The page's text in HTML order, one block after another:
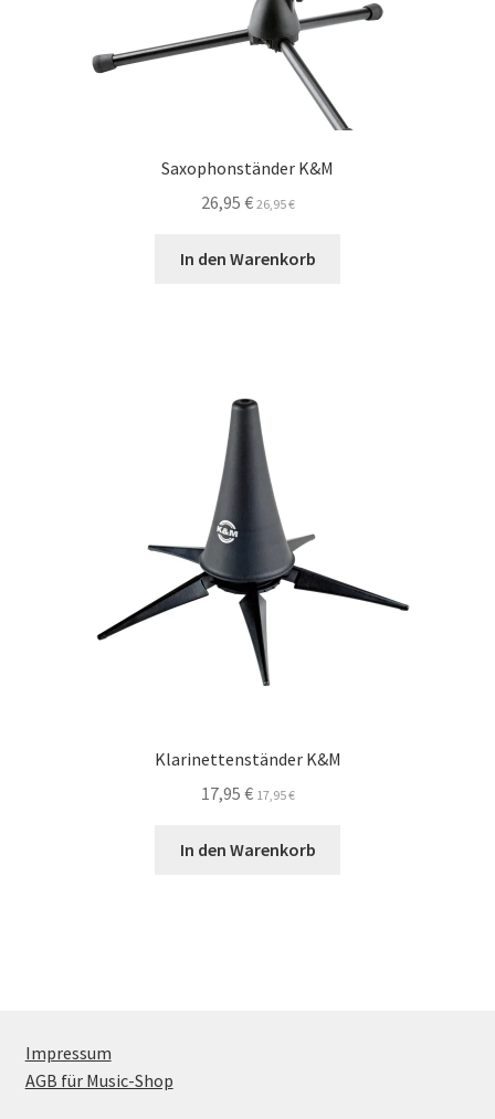
Saxophonständer K&M
26,95 € 26,95€
In den Warenkorb
Klarinettenständer K&M
17,95 € 17,95€
In den Warenkorb
Impressum
AGB für Music-Shop